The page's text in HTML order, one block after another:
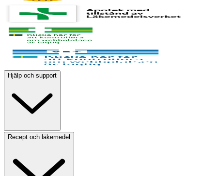
Hjälp och support
Recept och läkemedel